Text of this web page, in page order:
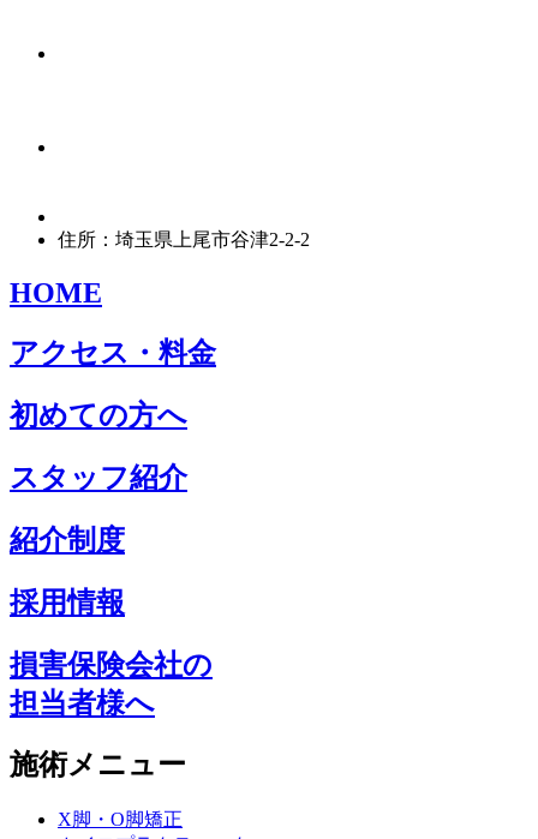
住所：埼玉県上尾市谷津2-2-2
HOME
アクセス・料金
初めての方へ
スタッフ紹介
紹介制度
採用情報
損害保険会社の
担当者様へ
施術メニュー
X脚・O脚矯正